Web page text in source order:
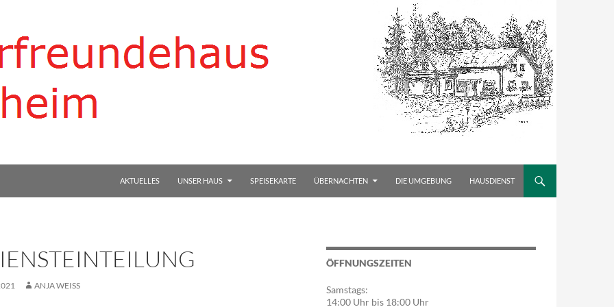
AKTUELLES UNSER HAUS SPEISEKARTE ÜBERNACHTEN DIE UMGEBUNG HAUSDIENST
ANJA WEISS
ÖFFNUNGSZEITEN
Samstags:
14:00 Uhr bis 18:00 Uhr